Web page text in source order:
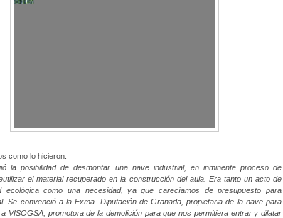
como lo hicieron:
la posibilidad de desmontar una nave industrial, en inminente proceso de
el material recuperado en la construcción del aula. Era tanto un acto de
ecológica como una necesidad, ya que carecíamos de presupuesto para
Se convenció a la Exma. Diputación de Granada, propietaria de la nave para
VISOGSA, promotora de la demolición para que nos permitiera entrar y dilatar